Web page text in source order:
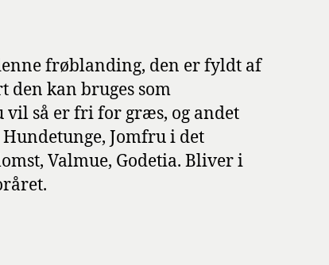
frøblanding, den er fyldt af
den kan bruges som
vil så er fri for græs, og andet
Jomfru i det
Valmue, Godetia. Bliver i